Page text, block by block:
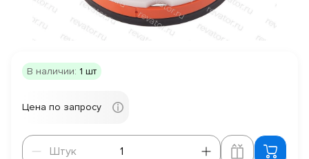
В наличии: 1 шт
Цена по запросу
Штук
Штук